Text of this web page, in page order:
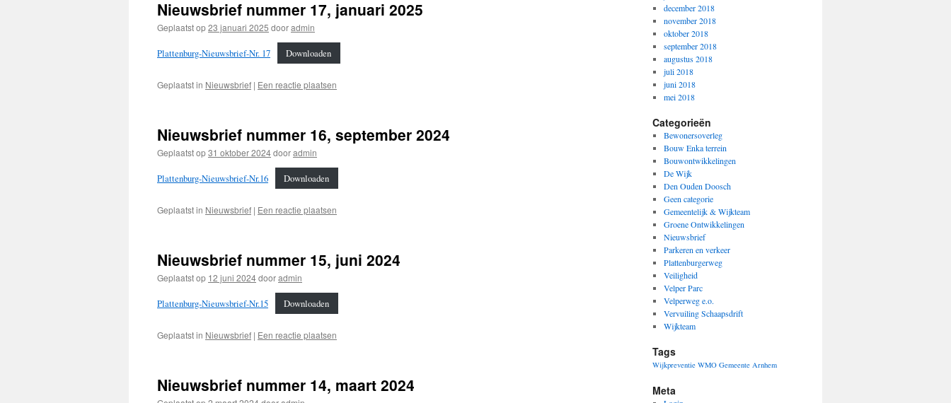
Nieuwsbrief nummer 17, januari 2025
Geplaatst op23 januari 2025 dooradmin
Plattenburg-Nieuwsbrief-Nr. 17 Downloaden
Geplaatst in Nieuwsbrief | Een reactie plaatsen
Nieuwsbrief nummer 16, september 2024
Geplaatst op31 oktober 2024dooradmin
Plattenburg-Nieuwsbrief-Nr.16 Downloaden
Geplaatst in Nieuwsbrief | Een reactie plaatsen
Nieuwsbrief nummer 15, juni 2024
Geplaatst op 12 juni 2024dooradmin
Plattenburg-Nieuwsbrief-Nr.15 Downloaden
Geplaatst in Nieuwsbrief | Een reactie plaatsen
Nieuwsbrief nummer 14, maart 2024
december 2018
november 2018
oktober 2018
september 2018
augustus 2018
juli 2018
juni 2018
mei 2018
Categorieën
Bewonersoverleg
Bouw Enka terrein
Bouwontwikkelingen
De Wijk
Den Ouden Doosch
Geen categorie
Gemeentelijk & Wijkteam
Groene Ontwikkelingen
Nieuwsbrief
Parkeren en verkeer
Plattenburgerweg
Veiligheid
Velper Parc
Velperweg e.o.
Vervuiling Schaapsdrift
Wijkteam
Tags
Wijkpreventie WMO Gemeente Arnhem
Meta